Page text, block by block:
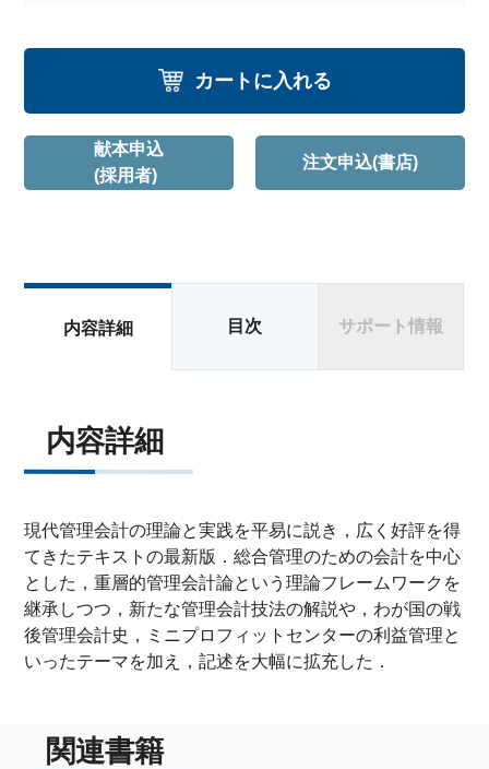
カートに入れる
献本申込
(採用者)
注文申込(書店)
内容詳細 目次 サポート情報
内容詳細
現代管理会計の理論と実践を平易に説き，広く好評を得
てきたテキストの最新版．総合管理のための会計を中心
とした，重層的管理会計論という理論フレームワークを
継承しつつ，新たな管理会計技法の解説や，わが国の戦
後管理会計史，ミニプロフィットセンターの利益管理と
いったテーマを加え，記述を大幅に拡充した．
関連書籍